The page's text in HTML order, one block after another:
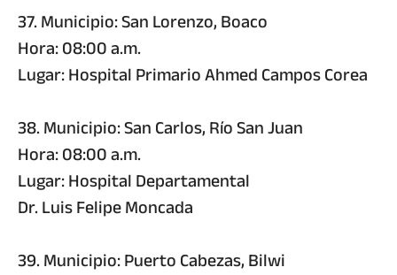
37. Municipio: San Lorenzo, Boaco
Hora: 08:00 a.m.
Lugar: Hospital Primario Ahmed Campos Corea
38. Municipio: San Carlos, Río San Juan
Hora: 08:00 a.m.
Lugar: Hospital Departamental
Dr. Luis Felipe Moncada
39. Municipio: Puerto Cabezas, Bilwi